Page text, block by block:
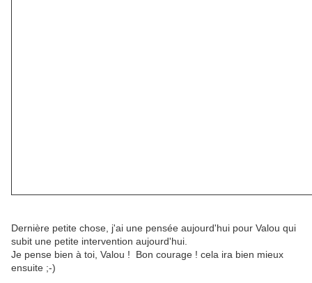
Dernière petite chose, j'ai une pensée aujourd'hui pour Valou qui
subit une petite intervention aujourd'hui.
Je pense bien à toi, Valou ! Bon courage ! cela ira bien mieux
ensuite ;-)